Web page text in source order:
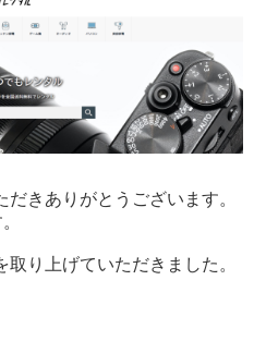
きありがとうございます。
り上げていただきました。